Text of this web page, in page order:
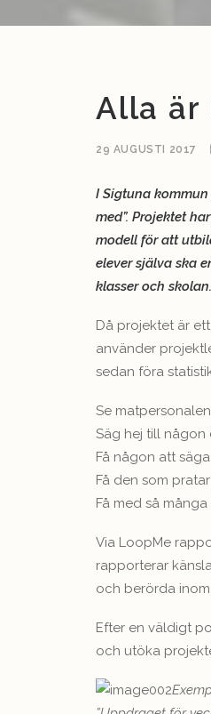
Alla är
29 AUGUSTI 2017
I Sigtuna
med”. Projektet
modell för att
elever själva ska
klasser och skolan.
Då projektet är
använder
sedan föra
Se
Säg hej till någon
Få någon att
Få den som
Få med så
Via LoopMe
rapporterar
och berörda
Efter en väldigt
och utöka